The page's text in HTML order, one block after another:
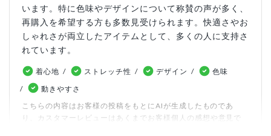
います。特に色味やデザインについて称賛の声が多く、
再購入を希望する方も多数見受けられます。快適さやお
しゃれさが両立したアイテムとして、多くの人に支持さ
れています。
着心地 ストレッチ性 デザイン
色味
動きやすさ
こちらの内容はお客様の投稿をもとにAIが生成したものであ
り、カスタマーレビューはあくまでお客様個人の感想や意見で